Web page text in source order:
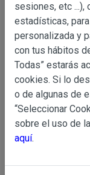
OBJETO
Información
Básica
sobre
de Datos
OBJETO
Las
web
YACARINE
La
sesiones, etc ...),
estadísticas,
personalizada y
con tus hábitos
Todas” estarás
cookies. Si lo
o de algunas de
“Seleccionar
sobre el uso de
aquí.